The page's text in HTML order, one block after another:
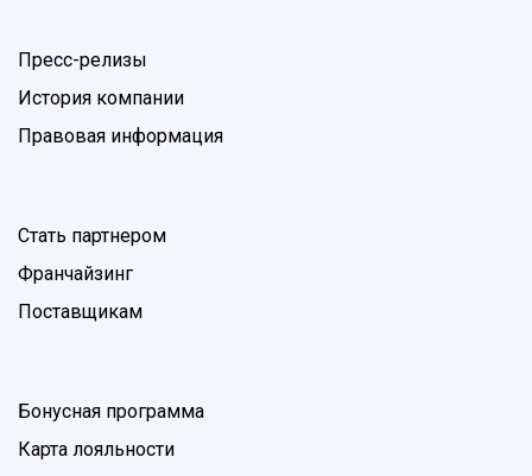
Пресс-релизы
История компании
Правовая информация
Стать партнером
Франчайзинг
Поставщикам
Бонусная программа
Карта лояльности